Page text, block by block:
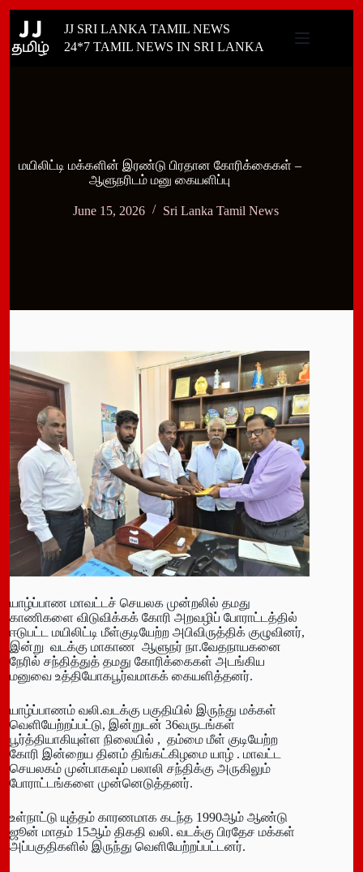
content
JJ SRI LANKA TAMIL NEWS
24*7 TAMIL NEWS IN SRI LANKA
மயிலிட்டி மக்களின் இரண்டு பிரதான கோரிக்கைகள் –
ஆளுநரிடம் மனு கையளிப்பு
June 15, 2026 Sri Lanka Tamil News
யாழ்ப்பாண மாவட்டச் செயலக முன்றலில் தமது
காணிகளை விடுவிக்கக் கோரி அறவழிப் போராட்டத்தில்
ஈடுபட்ட மயிலிட்டி மீள்குடியேற்ற அபிவிருத்திக் குழுவினர்,
இன்று வடக்கு மாகாண ஆளுநர் நா.வேதநாயகனை
நேரில் சந்தித்துத் தமது கோரிக்கைகள் அடங்கிய
மனுவை உத்தியோகபூர்வமாகக் கையளித்தனர்.
யாழ்ப்பாணம் வலி.வடக்கு பகுதியில் இருந்து மக்கள்
வெளியேற்றப்பட்டு, இன்றுடன் 36வருடங்கள்
பூர்த்தியாகியுள்ள நிலையில் , தம்மை மீள் குடியேற்ற
கோரி இன்றைய தினம் திங்கட்கிழமை யாழ் . மாவட்ட
செயலகம் முன்பாகவும் பலாலி சந்திக்கு அருகிலும்
போராட்டங்களை முன்னெடுத்தனர்.
உள்நாட்டு யுத்தம் காரணமாக கடந்த 1990ஆம் ஆண்டு
ஜூன் மாதம் 15ஆம் திகதி வலி. வடக்கு பிரதேச மக்கள்
அப்பகுதிகளில் இருந்து வெளியேற்றப்பட்டனர்.